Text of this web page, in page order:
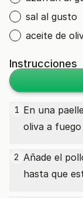
sal al gusto
aceite de
Instrucciones
1 En una
oliva a fuego
2 Añade el
hasta que